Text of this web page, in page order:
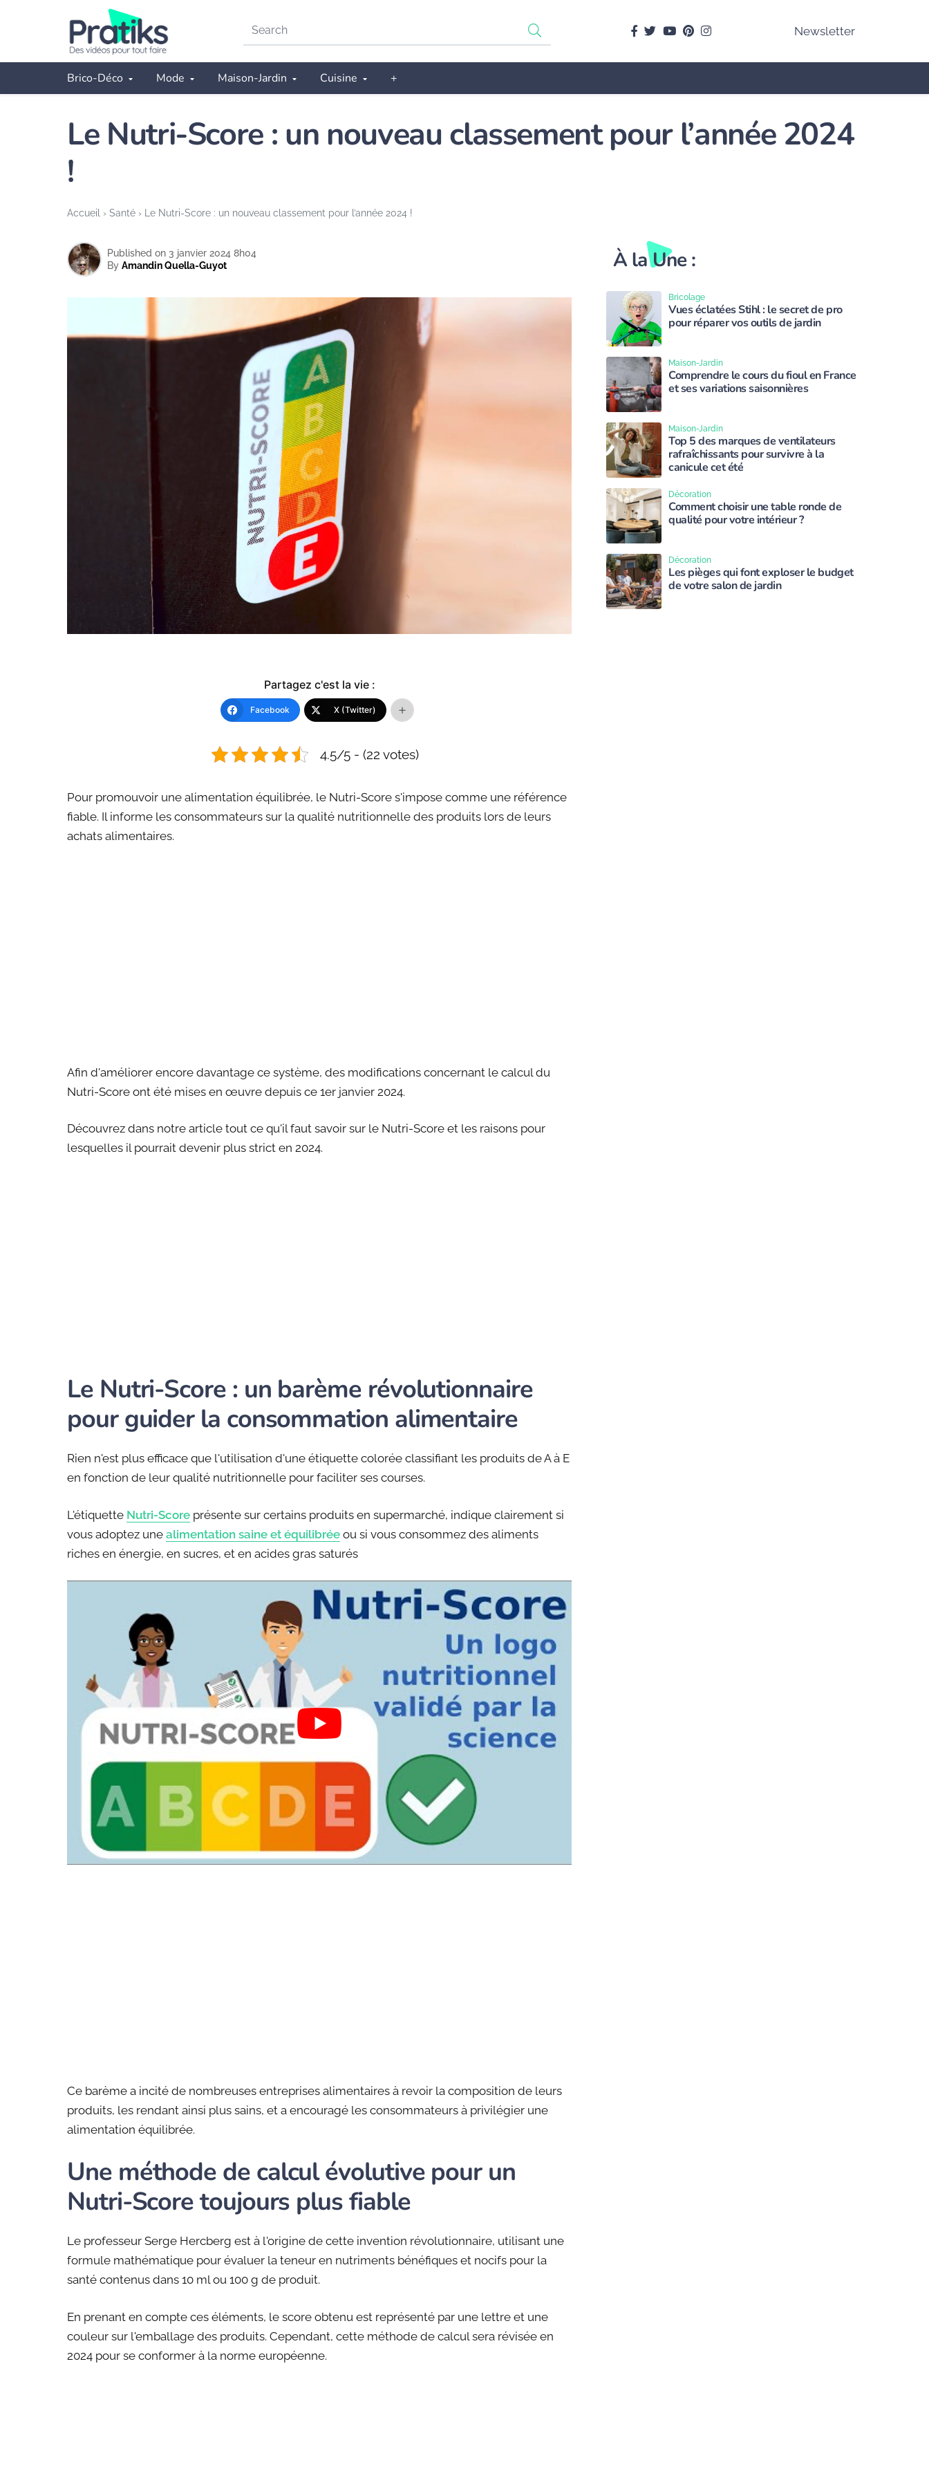
Search
facebook
Twitteryoutubepinterest
instagram Newsletter
Brico-Déco Mode Maison-Jardin Cuisine +
Accueil › Santé › Le Nutri-Score : un nouveau classement pour l’année 2024 !
Le Nutri-Score : un nouveau classement pour l’année 2024
!
By Amandin Quella-Guyot
Published on 3 janvier 2024 8h04
Partagez c'est la vie :
Facebook X (Twitter)
4.5/5 - (22 votes)
Pour promouvoir une alimentation équilibrée, le Nutri-Score s'impose comme une référence
fiable. Il informe les consommateurs sur la qualité nutritionnelle des produits lors de leurs
achats alimentaires.
Afin d'améliorer encore davantage ce système, des modifications concernant le calcul du
Nutri-Score ont été mises en œuvre depuis ce 1er janvier 2024.
Découvrez dans notre article tout ce qu'il faut savoir sur le Nutri-Score et les raisons pour
lesquelles il pourrait devenir plus strict en 2024.
Le Nutri-Score : un barème révolutionnaire
pour guider la consommation alimentaire
Rien n'est plus efficace que l'utilisation d'une étiquette colorée classifiant les produits de A à E
en fonction de leur qualité nutritionnelle pour faciliter ses courses.
L'étiquette Nutri-Score présente sur certains produits en supermarché, indique clairement si
vous adoptez une alimentation saine et équilibrée ou si vous consommez des aliments
riches en énergie, en sucres, et en acides gras saturés
Ce barème a incité de nombreuses entreprises alimentaires à revoir la composition de leurs
produits, les rendant ainsi plus sains, et a encouragé les consommateurs à privilégier une
alimentation équilibrée.
Une méthode de calcul évolutive pour un
Nutri-Score toujours plus fiable
Le professeur Serge Hercberg est à l'origine de cette invention révolutionnaire, utilisant une
formule mathématique pour évaluer la teneur en nutriments bénéfiques et nocifs pour la
santé contenus dans 10 ml ou 100 g de produit.
En prenant en compte ces éléments, le score obtenu est représenté par une lettre et une
couleur sur l'emballage des produits. Cependant, cette méthode de calcul sera révisée en
2024 pour se conformer à la norme européenne.
À la Une :
Vues éclatées Stihl : le secret de pro
pour réparer vos outils de jardin
Bricolage
Comprendre le cours du fioul en France
et ses variations saisonnières
Maison-Jardin
Top 5 des marques de ventilateurs
rafraîchissants pour survivre à la
canicule cet été
Maison-Jardin
Comment choisir une table ronde de
qualité pour votre intérieur ?
Décoration
Les pièges qui font exploser le budget
de votre salon de jardin
Décoration